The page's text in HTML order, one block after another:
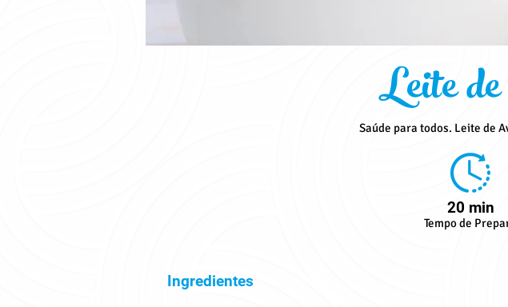
Leite
Saúde para todos. Leite de
20 min
Tempo de
Ingredientes